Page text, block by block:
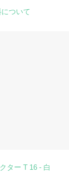
ついて
ター T 16 - 白